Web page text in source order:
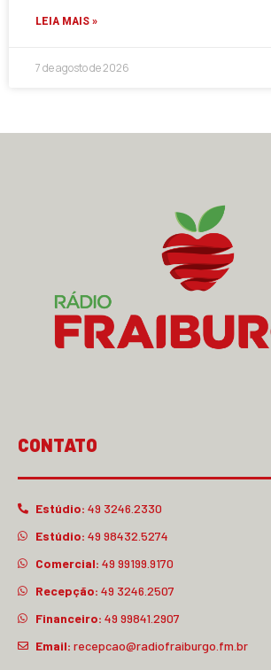
LEIA MAIS »
7 de agosto de 2026
CONTATO
Estúdio: 49 3246.2330
Estúdio: 49 98432.5274
Comercial: 49 99199.9170
Recepção: 49 3246.2507
Financeiro: 49 99841.2907
Email: recepcao@radiofraiburgo.fm.br